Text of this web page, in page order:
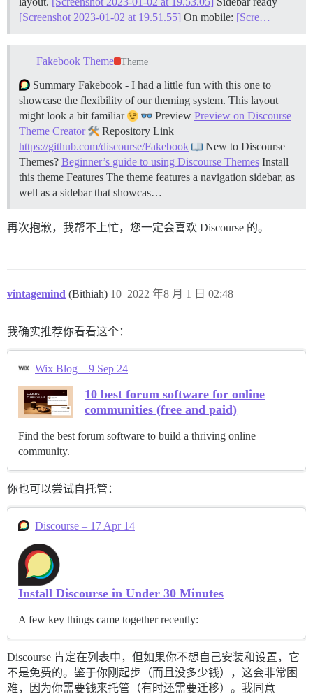
[Screenshot 2023-01-02 at 19.51.55] On mobile: [Scre…
Fakebook Theme Theme
Summary Fakebook - I had a little fun with this one to
showcase the flexibility of our theming system. This layout
might look a bit familiar
Preview Preview on Discourse
Theme Creator
Repository Link
https://github.com/discourse/Fakebook
New to Discourse
Themes? Beginner’s guide to using Discourse Themes Install
this theme Features The theme features a navigation sidebar, as
well as a sidebar that showcas…
再次抱歉，我帮不上忙，您一定会喜欢 Discourse 的。
vintagemind (Bithiah) 2022 年8 月 1 日 02:48
10
我确实推荐你看看这个：
Wix Blog – 9 Sep 24
10 best forum software for online
communities (free and paid)
Find the best forum software to build a thriving online
community.
你也可以尝试自托管：
Discourse – 17 Apr 14
Install Discourse in Under 30 Minutes
A few key things came together recently:
Discourse 肯定在列表中，但如果你不想自己安装和设置，它
不是免费的。鉴于你刚起步（而且没多少钱），这会非常困
难，因为你需要钱来托管（有时还需要迁移）。我同意